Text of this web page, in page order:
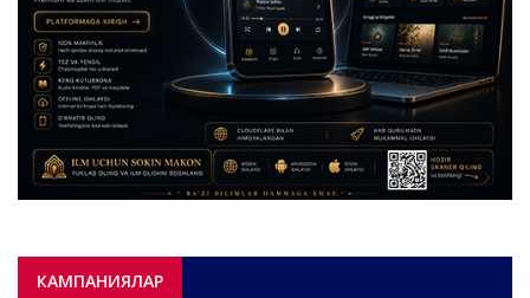
КАМПАНИЯЛАР